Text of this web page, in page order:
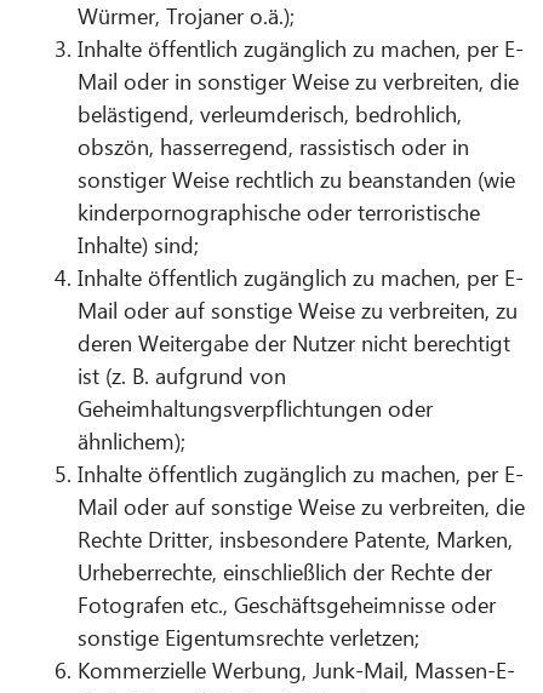
Würmer, Trojaner o.ä.);
Inhalte öffentlich zugänglich zu machen, per E-
Mail oder in sonstiger Weise zu verbreiten, die
belästigend, verleumderisch, bedrohlich,
obszön, hasserregend, rassistisch oder in
sonstiger Weise rechtlich zu beanstanden (wie
kinderpornographische oder terroristische
Inhalte) sind;
Inhalte öffentlich zugänglich zu machen, per E-
Mail oder auf sonstige Weise zu verbreiten, zu
deren Weitergabe der Nutzer nicht berechtigt
ist (z. B. aufgrund von
Geheimhaltungsverpflichtungen oder
ähnlichem);
Inhalte öffentlich zugänglich zu machen, per E-
Mail oder auf sonstige Weise zu verbreiten, die
Rechte Dritter, insbesondere Patente, Marken,
Urheberrechte, einschließlich der Rechte der
Fotografen etc., Geschäftsgeheimnisse oder
sonstige Eigentumsrechte verletzen;
Kommerzielle Werbung, Junk-Mail, Massen-E-